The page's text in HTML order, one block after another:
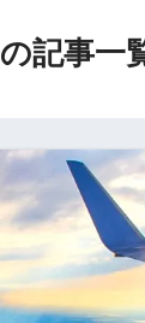
記事一